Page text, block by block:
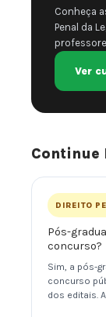
Conheça
Penal da
Ver
Continue
DIREITO
Pós-
concurso?
Sim, a pós-
concurso
dos editais.